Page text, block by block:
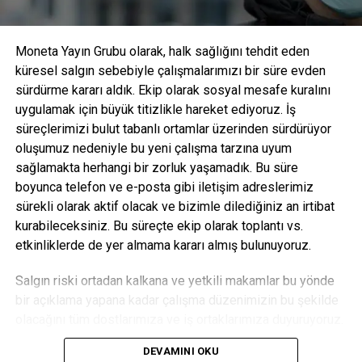
tespit edilebilir ve bu sayede uygulama sırasında yıkıcı
arıza oluşması riskini azaltır.
olan Christian Kuenstel “Yüksek performanslı Walterscheid
“Piyasada başka yumuşak contalı kesme halkaları olsa da
Moneta Yayın Grubu olarak, halk sağlığını tehdit eden
küresel salgın sebebiyle çalışmalarımızı bir süre evden
sürdürme kararı aldık. Ekip olarak sosyal mesafe kuralını
uygulamak için büyük titizlikle hareket ediyoruz. İş
süreçlerimizi bulut tabanlı ortamlar üzerinden sürdürüyor
oluşumuz nedeniyle bu yeni çalışma tarzına uyum
sağlamakta herhangi bir zorluk yaşamadık. Bu süre
boyunca telefon ve e-posta gibi iletişim adreslerimiz
sürekli olarak aktif olacak ve bizimle dilediğiniz an irtibat
kurabileceksiniz. Bu süreçte ekip olarak toplantı vs.
etkinliklerde de yer almama kararı almış bulunuyoruz.
Salgın riski ortadan kalkana ve yetkili makamlar bu yönde
bir açıklama yapana kadar çalışma düzenimizin bu şekilde
Sağlıklı günlerde görüşmek üzere
DEVAMINI OKU